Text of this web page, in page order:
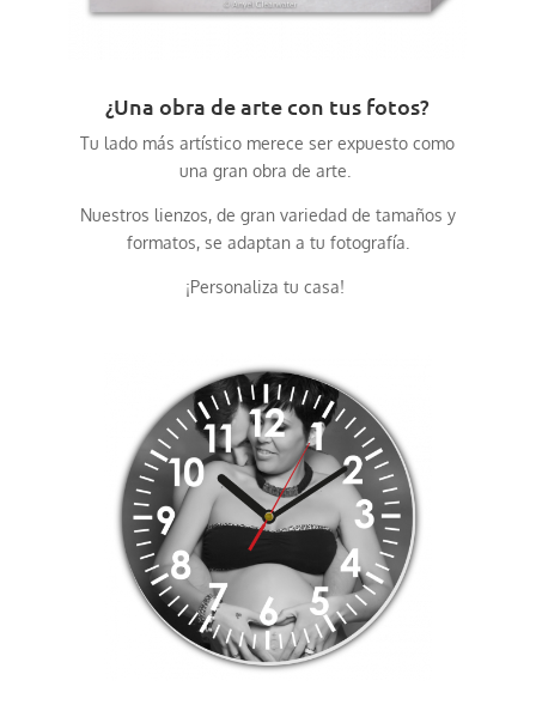
¿Una obra de arte con tus fotos?
Tu lado más artístico merece ser expuesto como
una gran obra de arte.
Nuestros lienzos, de gran variedad de tamaños y
formatos, se adaptan a tu fotografía.
¡Personaliza tu casa!